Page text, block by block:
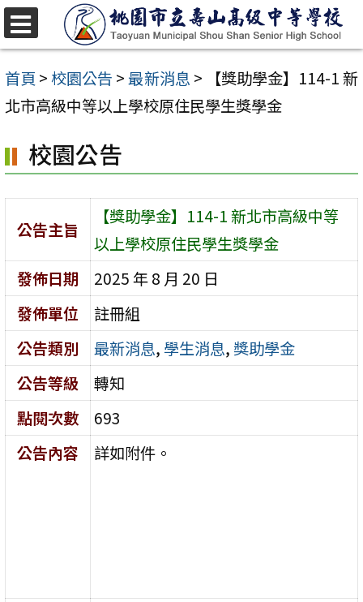
跳
至
主
要
容
區
首頁 >校園公告 >最新消息 >
【獎助學金】114-1 新
北市高級中等以上學校原住民學生獎學金
校園公告
公告主旨
【獎助學金】114-1 新北市高級中等
以上學校原住民學生獎學金
發佈日期
2025 年 8 月 20 日
發佈單位
註冊組
公告類別
最新消息, 學生消息, 獎助學金
公告等級
轉知
點閱次數
693
公告內容
詳如附件。
選
單